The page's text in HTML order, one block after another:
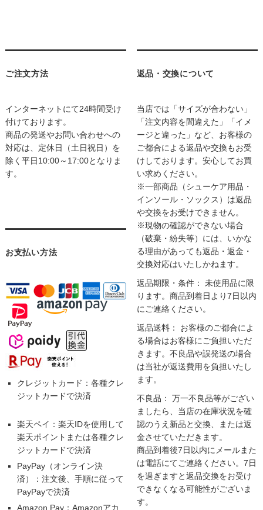
ご注文方法
インターネットにて24時間受け
付けております。
商品の発送やお問い合わせへの
対応は、定休日（土日祝日）を
除く平日10:00～17:00となりま
す。
お支払い方法
クレジットカード：各種クレ
ジットカードで決済
楽天ペイ：楽天IDを使用して
楽天ポイントまたは各種クレ
ジットカードで決済
PayPay（オンライン決
済）：注文後、手順に従って
PayPayで決済
Amazon Pay：Amazonアカ
返品・交換について
当店では「サイズが合わない」
「注文内容を間違えた」「イメ
ージと違った」など、お客様の
ご都合による返品や交換もお受
けしております。安心してお買
い求めください。
※一部商品（シューケア用品・
インソール・ソックス）は返品
や交換をお受けできません。
※現物の確認ができない場合
（破棄・紛失等）には、いかな
る理由があっても返品・返金・
交換対応はいたしかねます。
返品期限・条件： 未使用品に限
ります。商品到着日より7日以内
にご連絡ください。
返品送料： お客様のご都合によ
る場合はお客様にご負担いただ
きます。不良品や誤発送の場合
は当社が返送費用を負担いたし
ます。
不良品： 万一不良品等がござい
ましたら、当店の在庫状況を確
認のうえ新品と交換、または返
金させていただきます。
商品到着後7日以内にメールまた
は電話にてご連絡ください。7日
を過ぎますと返品交換をお受け
できなくなる可能性がございま
す。